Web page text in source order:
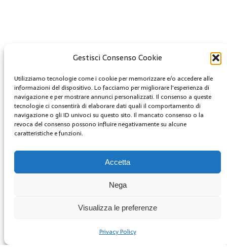
Gestisci Consenso Cookie
Utilizziamo tecnologie come i cookie per memorizzare e/o accedere alle
informazioni del dispositivo. Lo facciamo per migliorare l'esperienza di
navigazione e per mostrare annunci personalizzati. Il consenso a queste
tecnologie ci consentirà di elaborare dati quali il comportamento di
navigazione o gli ID univoci su questo sito. Il mancato consenso o la
revoca del consenso possono influire negativamente su alcune
caratteristiche e funzioni.
Accetta
Nega
Visualizza le preferenze
Privacy Policy
Creative Commons
Questa opera è concessa in licenza con i termini
CC BY 4.0
Archivi
Archivi
youtube
Copyright © 2025 | GestoriCarburanti